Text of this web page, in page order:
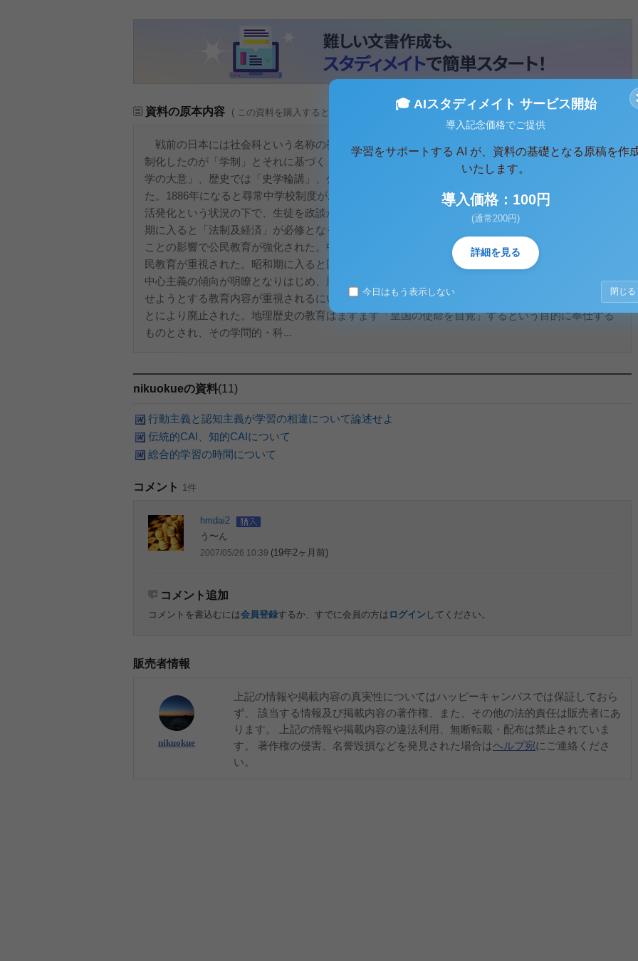
資料の原本内容 ( この資料を購入すると、テキストデータがみえます。 )
戦前の日本には社会科という名称の教科は存在していなかった。日本の近代学校制度を最初に法
制化したのが「学制」とそれに基づく「小学教則」であった。地理の分野で「地学大意」や「地理
学の大意」、歴史では「史学輪講」、公民の分野では「国体学」、「政体大意」の教科を設置し
た。1886年になると尋常中学校制度が成立し政治的内容を含む公民的教科は当時の自由民権運動の
活発化という状況の下で、生徒を政談から遠ざけるという思惑によって全面的に廃止された。大正
期に入ると「法制及経済」が必修となったこれは立憲主義の拡張と男子普通選挙制度が実施された
ことの影響で公民教育が強化された。中学校のみならず勤労青年を対象とする実業補修学校でも公
民教育が重視された。昭和期に入ると国家的・軍国主義的風潮は教育界にも強く浸透し地理は自国
中心主義の傾向が明瞭となりはじめ、歴史においては国体や国の歴史の特殊性を掲げそれに収束さ
せようとする教育内容が重視されるにいたった。公民科は1943年に「中等学校令」が制定されたこ
とにより廃止された。地理歴史の教育はますます「皇国の使命を自覚」するという目的に奉仕する
ものとされ、その学問的・科...
nikuokueの資料(11)
行動主義と認知主義が学習の相違について論述せよ
伝統的CAI、知的CAIについて
総合的学習の時間について
コメント 1件
hmdai2
う〜ん
2007/05/26 10:39 (19年2ヶ月前)
コメント追加
コメントを書込むには会員登録するか、すでに会員の方は ログイン してください。
販売者情報
nikuokue
上記の情報や掲載内容の真実性についてはハッピーキャンパスでは保証しておら
ず、 該当する情報及び掲載内容の著作権、また、その他の法的責任は販売者にあ
ります。 上記の情報や掲載内容の違法利用、無断転載・配布は禁止されていま
す。 著作権の侵害、名誉毀損などを発見された場合はヘルプ宛にご連絡くださ
い。
🎓 AIスタディメイト サービス開始
導入記念価格でご提供
学習をサポートする AI が、資料の基礎となる原稿を作
いたします。
導入価格：100円
(通常200円)
詳細を見る
今日はもう表示しない 閉じる